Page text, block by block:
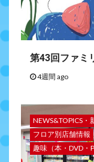
第43回ファミ
4週間 ago
NEWS&TOPICS・
フロア別店舗情報
趣味（本・DVD・